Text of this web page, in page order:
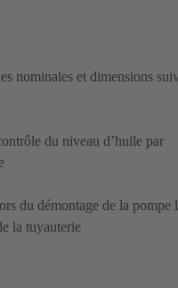
nominales et dimensions
du niveau d’huile par
du démontage de la pompe
la tuyauterie